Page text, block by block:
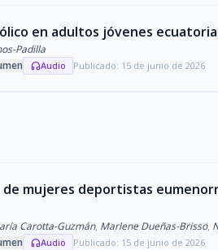
en adultos jóvenes
Padilla
headphonesAudio Publicado: 15 de junio de 2026
mujeres deportistas
Carotta-Guzmán, Marlene Dueñas-Brisso,
headphonesAudio Publicado: 15 de junio de 2026